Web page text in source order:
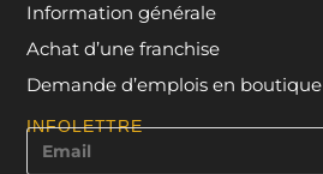
Information générale
Achat d’une franchise
Demande d’emplois en boutique
INFOLETTRE